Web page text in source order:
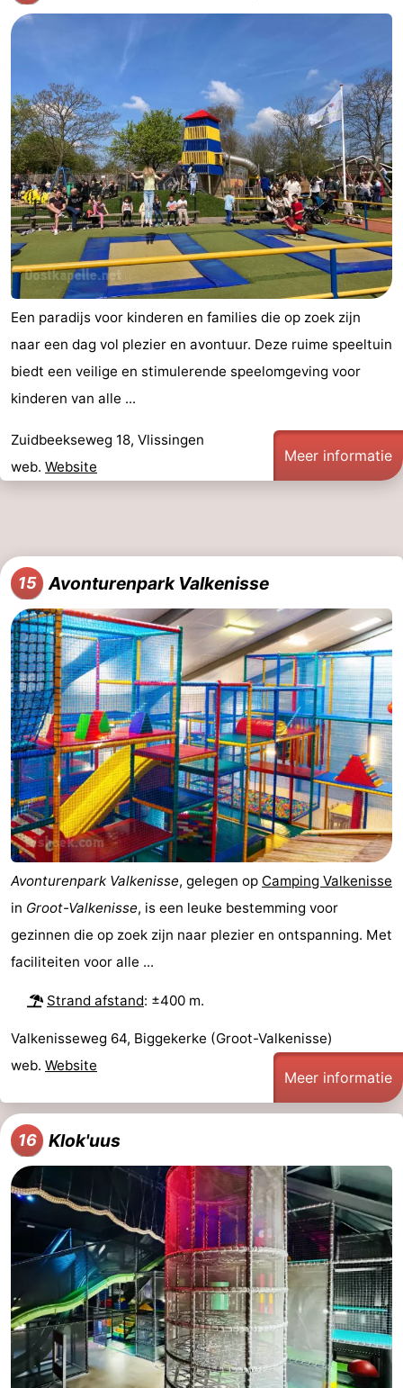
Een paradijs voor kinderen en families die op zoek zijn
naar een dag vol plezier en avontuur. Deze ruime speeltuin
biedt een veilige en stimulerende speelomgeving voor
kinderen van alle ...
Zuidbeekseweg 18, Vlissingen
web. Website
Meer informatie
15 Avonturenpark Valkenisse
Avonturenpark Valkenisse, gelegen op Camping Valkenisse
in Groot-Valkenisse, is een leuke bestemming voor
gezinnen die op zoek zijn naar plezier en ontspanning. Met
faciliteiten voor alle ...
Strand afstand: ±400 m.
Valkenisseweg 64, Biggekerke (Groot-Valkenisse)
web. Website
Meer informatie
16 Klok'uus